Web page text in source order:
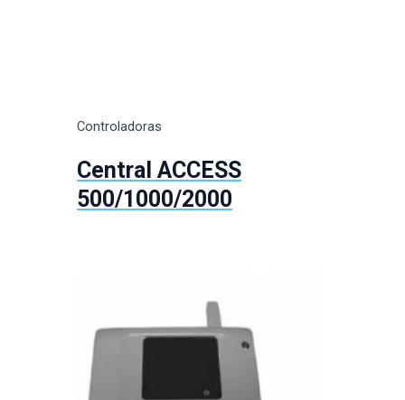
Controladoras
Central ACCESS
500/1000/2000